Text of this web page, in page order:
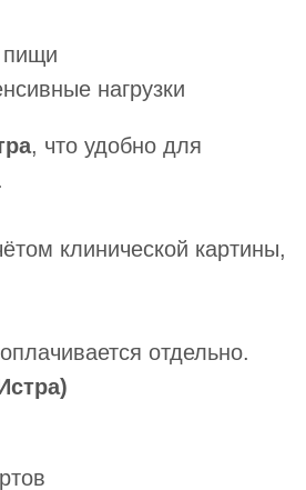
пищи
нагрузки
, что удобно для
клинической картины,
отдельно.